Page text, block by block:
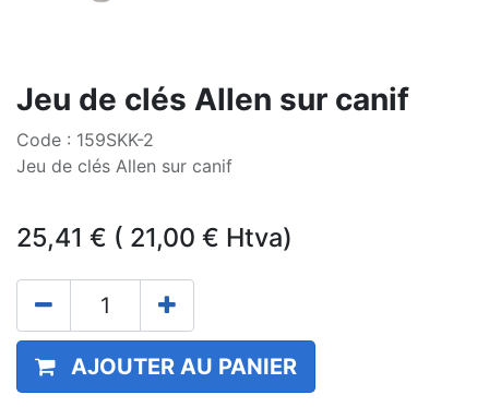
Jeu de clés Allen sur canif
Code : 159SKK-2
Jeu de clés Allen sur canif
25,41 € ( 21,00 € Htva)
AJOUTER AU PANIER